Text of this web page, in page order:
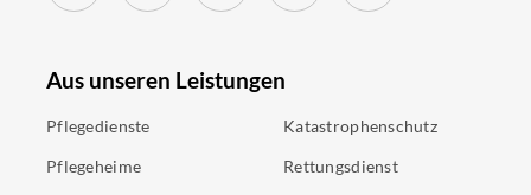
Aus unseren Leistungen
Pflegedienste
Pflegeheime
Katastrophenschutz
Rettungsdienst